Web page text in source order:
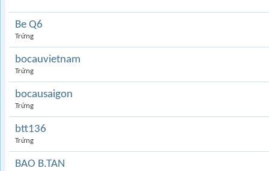
Be Q6
Trứng
bocauvietnam
Trứng
bocausaigon
Trứng
btt136
Trứng
BAO B.TAN